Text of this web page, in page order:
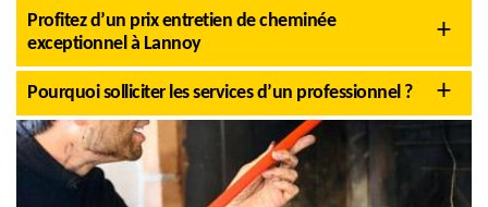
Profitez d’un prix entretien de cheminée
exceptionnel à Lannoy
Pourquoi solliciter les services d’un professionnel ?